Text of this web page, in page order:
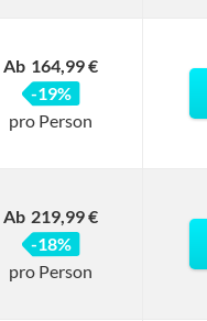
Ab 164,99 €
-19%
pro Person
Ab 219,99 €
-18%
pro Person